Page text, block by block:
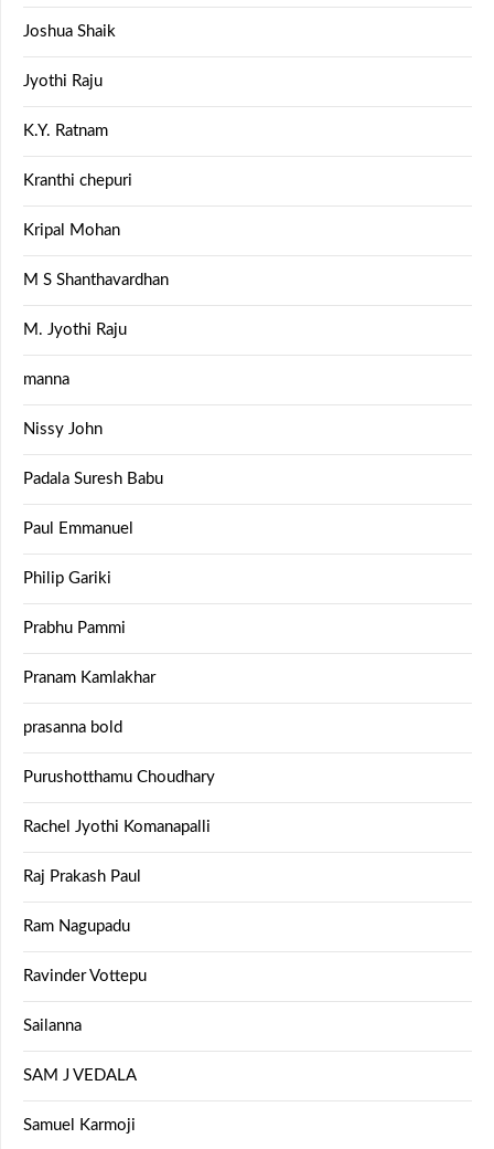
Joshua Shaik
Jyothi Raju
K.Y. Ratnam
Kranthi chepuri
Kripal Mohan
M S Shanthavardhan
M. Jyothi Raju
manna
Nissy John
Padala Suresh Babu
Paul Emmanuel
Philip Gariki
Prabhu Pammi
Pranam Kamlakhar
prasanna bold
Purushotthamu Choudhary
Rachel Jyothi Komanapalli
Raj Prakash Paul
Ram Nagupadu
Ravinder Vottepu
Sailanna
SAM J VEDALA
Samuel Karmoji